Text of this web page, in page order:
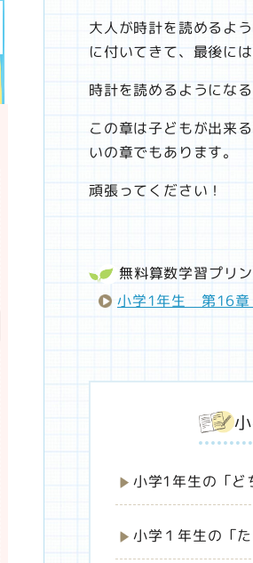
大人が時計を読めるよ
に付いてきて、最後に
時計を読めるようにな
この章は子どもが出来
いの章でもあります。
頑張ってください！
無料算数学習プリ
小学1年生 第16章
小学1年生の「ど
小学１年生の「